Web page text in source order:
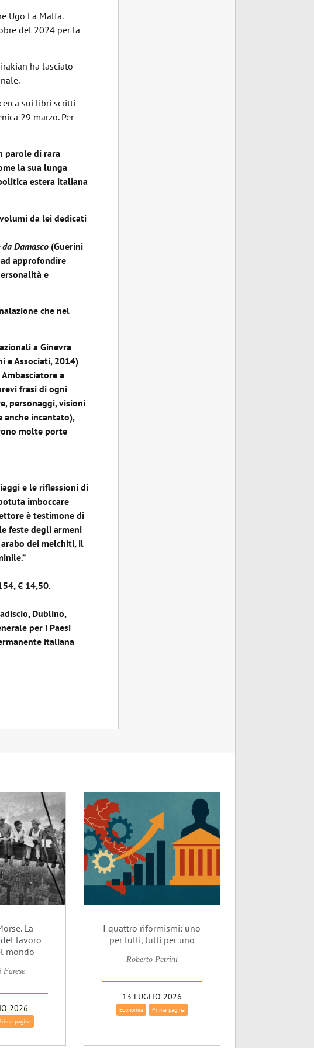
Ugo La Malfa.
del 2024 per la
ha lasciato
sui libri scritti
29 marzo. Per
parole di rara
la sua lunga
estera italiana
da lei dedicati
da Damasco (Guerini
approfondire
e
che nel
a Ginevra
e Associati, 2014)
a
frasi di ogni
personaggi, visioni
anche incantato),
molte porte
e le riflessioni di
imboccare
è testimone di
feste degli armeni
dei melchiti, il
€ 14,50.
Dublino,
per i Paesi
italiana
La
lavoro
mondo
Farese
2026
pagina
I quattro riformismi: uno
per tutti, tutti per uno
Roberto Petrini
13 LUGLIO 2026
Economia Prima pagina